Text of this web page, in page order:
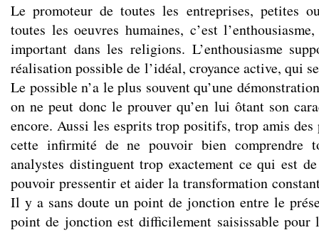
Le promoteur de toutes les entreprises, petites
toutes les oeuvres humaines, c’est
important dans les religions. L’enthousiasme
réalisation possible de l’idéal, croyance active, qui
Le possible n’a le plus souvent qu’une
on ne peut donc le prouver qu’en lui ôtant son
encore. Aussi les esprits trop positifs, trop amis
cette infirmité de ne pouvoir bien comprendre
analystes distinguent trop exactement ce qui est
pouvoir pressentir et aider la transformation
Il y a sans doute un point de jonction entre le
point de jonction est difficilement saisissable